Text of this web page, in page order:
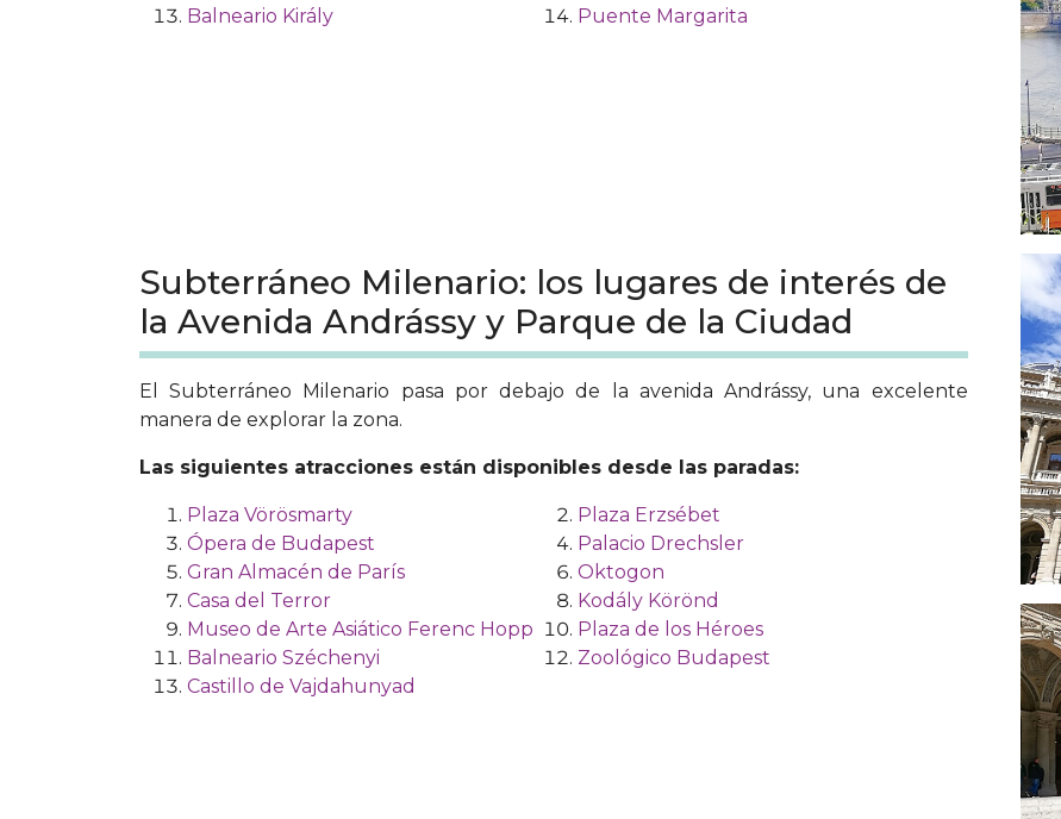
Balneario Király
Puente Margarita
Subterráneo Milenario: los lugares de interés de
la Avenida Andrássy y Parque de la Ciudad
El Subterráneo Milenario pasa por debajo de la avenida Andrássy, una excelente
manera de explorar la zona.
Las siguientes atracciones están disponibles desde las paradas:
Plaza Vörösmarty
Plaza Erzsébet
Ópera de Budapest
Palacio Drechsler
Gran Almacén de París
Oktogon
Casa del Terror
Kodály Körönd
Museo de Arte Asiático Ferenc Hopp
Plaza de los Héroes
Balneario Széchenyi
Zoológico Budapest
Castillo de Vajdahunyad